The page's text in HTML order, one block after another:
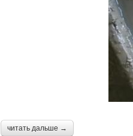
читать дальше →